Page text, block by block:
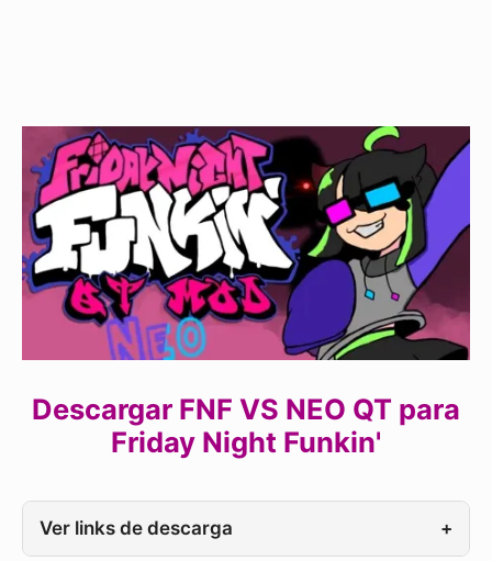
Descargar FNF VS NEO QT para
Friday Night Funkin'
Ver links de descarga +